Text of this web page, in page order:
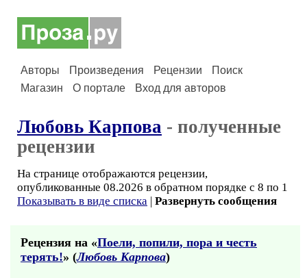
Авторы Произведения Рецензии
Поиск
Магазин
О портале Вход для авторов
Любовь Карпова - полученные
рецензии
На странице отображаются рецензии,
опубликованные 08.2026 в обратном порядке с 8 по 1
Показывать в виде списка | Развернуть сообщения
Рецензия на «Поели, попили, пора и честь
терять!» (Любовь Карпова)